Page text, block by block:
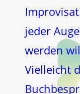
jeder
werden
Vielleicht